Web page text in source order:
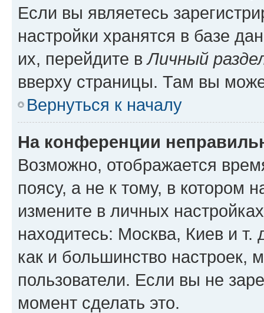
Если вы являетесь
настройки хранятся в базе
их, перейдите вЛичный
вверху страницы. Там вы
Вернуться к началу
На конференции
Возможно, отображается
поясу, а не к тому, в котором
измените в личных
находитесь: Москва, Киев и т.
как и большинство настроек,
пользователи. Если вы не
момент сделать это.